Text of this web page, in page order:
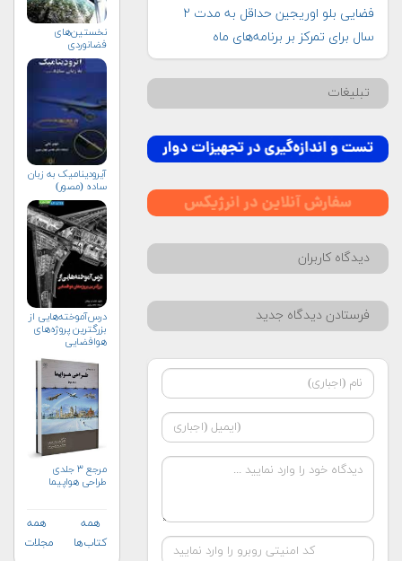
فضایی بلو اوریجین حداقل به مدت ۲
سال برای تمرکز بر برنامه‌های ماه
تبلیغات
دیدگاه کاربران
فرستادن دیدگاه جدید
نخستین‌های
فضانوردی
آیرودینامیک به زبان
ساده (مصور)
درس‌آموخته‌هایی از
بزرگترین پروژه‌های
هوافضایی
مرجع ۳ جلدی
طراحی هواپیما
همه
کتاب‌ها
همه
مجلات